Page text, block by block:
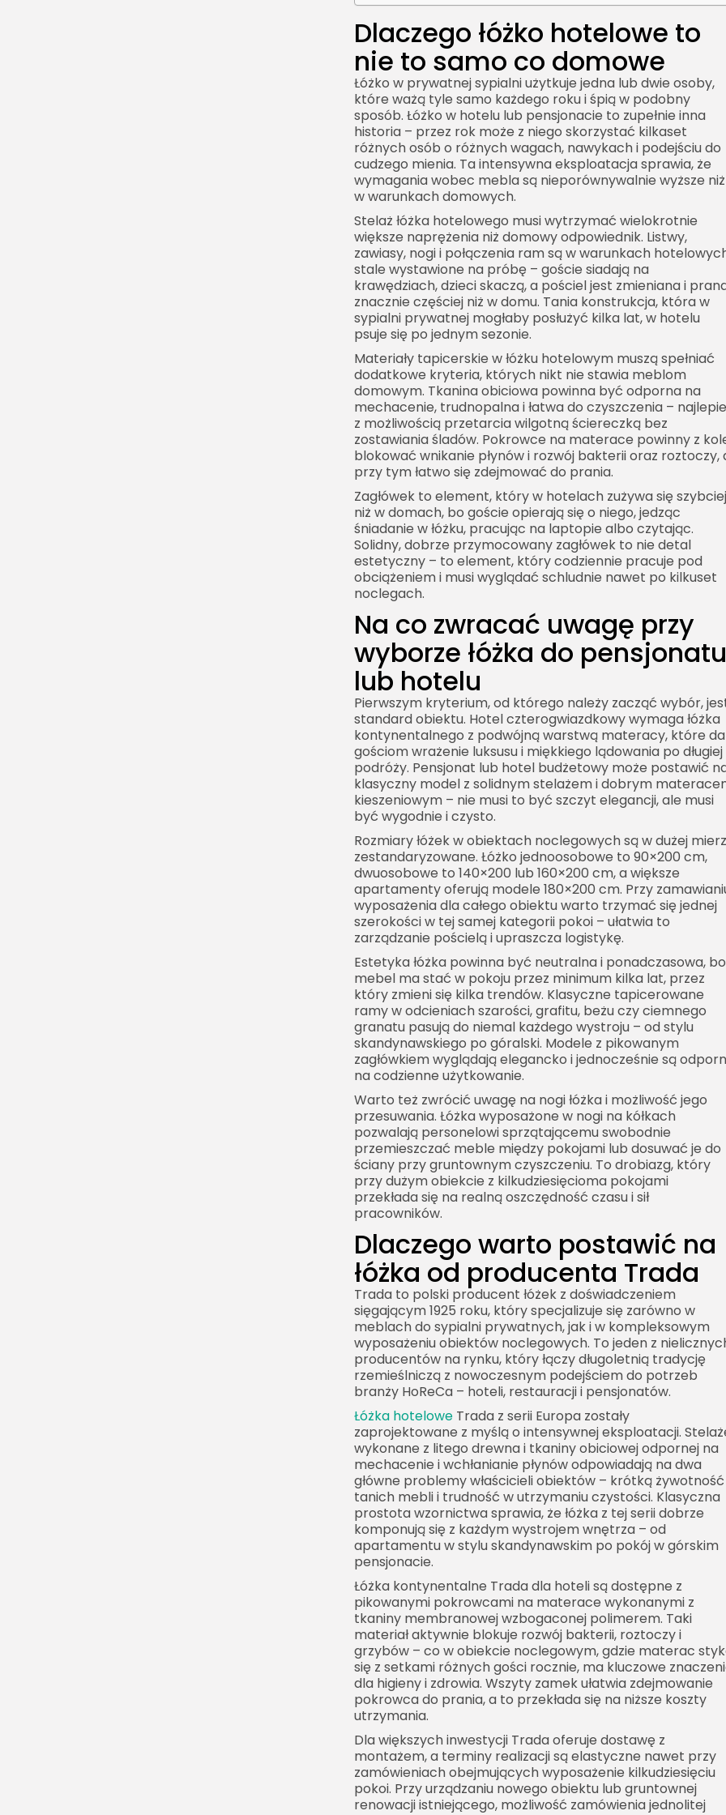
Dlaczego łóżko hotelowe to
nie to samo co domowe
Łóżko w prywatnej sypialni użytkuje jedna lub dwie osoby,
które ważą tyle samo każdego roku i śpią w podobny
sposób. Łóżko w hotelu lub pensjonacie to zupełnie inna
historia – przez rok może z niego skorzystać kilkaset
różnych osób o różnych wagach, nawykach i podejściu do
cudzego mienia. Ta intensywna eksploatacja sprawia, że
wymagania wobec mebla są nieporównywalnie wyższe niż
w warunkach domowych.
Stelaż łóżka hotelowego musi wytrzymać wielokrotnie
większe naprężenia niż domowy odpowiednik. Listwy,
zawiasy, nogi i połączenia ram są w warunkach
stale wystawione na próbę – goście siadają na
krawędziach, dzieci skaczą, a pościel jest zmieniana i
znacznie częściej niż w domu. Tania konstrukcja, która w
sypialni prywatnej mogłaby posłużyć kilka lat, w hotelu
psuje się po jednym sezonie.
Materiały tapicerskie w łóżku hotelowym muszą spełniać
dodatkowe kryteria, których nikt nie stawia meblom
domowym. Tkanina obiciowa powinna być odporna na
mechacenie, trudnopalna i łatwa do czyszczenia –
z możliwością przetarcia wilgotną ściereczką bez
zostawiania śladów. Pokrowce na materace powinny z
blokować wnikanie płynów i rozwój bakterii oraz roztoczy,
przy tym łatwo się zdejmować do prania.
Zagłówek to element, który w hotelach zużywa się szybciej
niż w domach, bo goście opierają się o niego, jedząc
śniadanie w łóżku, pracując na laptopie albo czytając.
Solidny, dobrze przymocowany zagłówek to nie detal
estetyczny – to element, który codziennie pracuje pod
obciążeniem i musi wyglądać schludnie nawet po kilkuset
noclegach.
Na co zwracać uwagę przy
wyborze łóżka do pensjonatu
lub hotelu
Pierwszym kryterium, od którego należy zacząć wybór,
standard obiektu. Hotel czterogwiazdkowy wymaga łóżka
kontynentalnego z podwójną warstwą materacy, które da
gościom wrażenie luksusu i miękkiego lądowania po długiej
podróży. Pensjonat lub hotel budżetowy może postawić
klasyczny model z solidnym stelażem i dobrym
kieszeniowym – nie musi to być szczyt elegancji, ale musi
być wygodnie i czysto.
Rozmiary łóżek w obiektach noclegowych są w dużej
zestandaryzowane. Łóżko jednoosobowe to 90×200 cm,
dwuosobowe to 140×200 lub 160×200 cm, a większe
apartamenty oferują modele 180×200 cm. Przy
wyposażenia dla całego obiektu warto trzymać się jednej
szerokości w tej samej kategorii pokoi – ułatwia to
zarządzanie pościelą i upraszcza logistykę.
Estetyka łóżka powinna być neutralna i ponadczasowa, bo
mebel ma stać w pokoju przez minimum kilka lat, przez
który zmieni się kilka trendów. Klasyczne tapicerowane
ramy w odcieniach szarości, grafitu, beżu czy ciemnego
granatu pasują do niemal każdego wystroju – od stylu
skandynawskiego po góralski. Modele z pikowanym
zagłówkiem wyglądają elegancko i jednocześnie są
na codzienne użytkowanie.
Warto też zwrócić uwagę na nogi łóżka i możliwość jego
przesuwania. Łóżka wyposażone w nogi na kółkach
pozwalają personelowi sprzątającemu swobodnie
przemieszczać meble między pokojami lub dosuwać je do
ściany przy gruntownym czyszczeniu. To drobiazg, który
przy dużym obiekcie z kilkudziesięcioma pokojami
przekłada się na realną oszczędność czasu i sił
pracowników.
Dlaczego warto postawić na
łóżka od producenta Trada
Trada to polski producent łóżek z doświadczeniem
sięgającym 1925 roku, który specjalizuje się zarówno w
meblach do sypialni prywatnych, jak i w kompleksowym
wyposażeniu obiektów noclegowych. To jeden z
producentów na rynku, który łączy długoletnią tradycję
rzemieślniczą z nowoczesnym podejściem do potrzeb
branży HoReCa – hoteli, restauracji i pensjonatów.
Łóżka hotelowe Trada z serii Europa zostały
zaprojektowane z myślą o intensywnej eksploatacji.
wykonane z litego drewna i tkaniny obiciowej odpornej na
mechacenie i wchłanianie płynów odpowiadają na dwa
główne problemy właścicieli obiektów – krótką żywotność
tanich mebli i trudność w utrzymaniu czystości. Klasyczna
prostota wzornictwa sprawia, że łóżka z tej serii dobrze
komponują się z każdym wystrojem wnętrza – od
apartamentu w stylu skandynawskim po pokój w górskim
pensjonacie.
Łóżka kontynentalne Trada dla hoteli są dostępne z
pikowanymi pokrowcami na materace wykonanymi z
tkaniny membranowej wzbogaconej polimerem. Taki
materiał aktywnie blokuje rozwój bakterii, roztoczy i
grzybów – co w obiekcie noclegowym, gdzie materac
się z setkami różnych gości rocznie, ma kluczowe
dla higieny i zdrowia. Wszyty zamek ułatwia zdejmowanie
pokrowca do prania, a to przekłada się na niższe koszty
utrzymania.
Dla większych inwestycji Trada oferuje dostawę z
montażem, a terminy realizacji są elastyczne nawet przy
zamówieniach obejmujących wyposażenie kilkudziesięciu
pokoi. Przy urządzaniu nowego obiektu lub gruntownej
renowacji istniejącego, możliwość zamówienia jednolitej